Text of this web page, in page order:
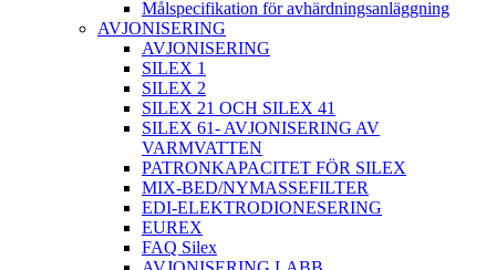
Målspecifikation för avhärdningsanläggning
AVJONISERING
AVJONISERING
SILEX 1
SILEX 2
SILEX 21 OCH SILEX 41
SILEX 61- AVJONISERING AV
VARMVATTEN
PATRONKAPACITET FÖR SILEX
MIX-BED/NYMASSEFILTER
EDI-ELEKTRODIONESERING
EUREX
FAQ Silex